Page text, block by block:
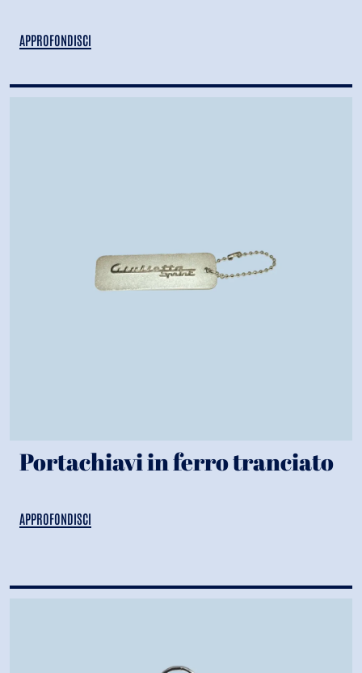
APPROFONDISCI
Portachiavi in ferro tranciato
APPROFONDISCI